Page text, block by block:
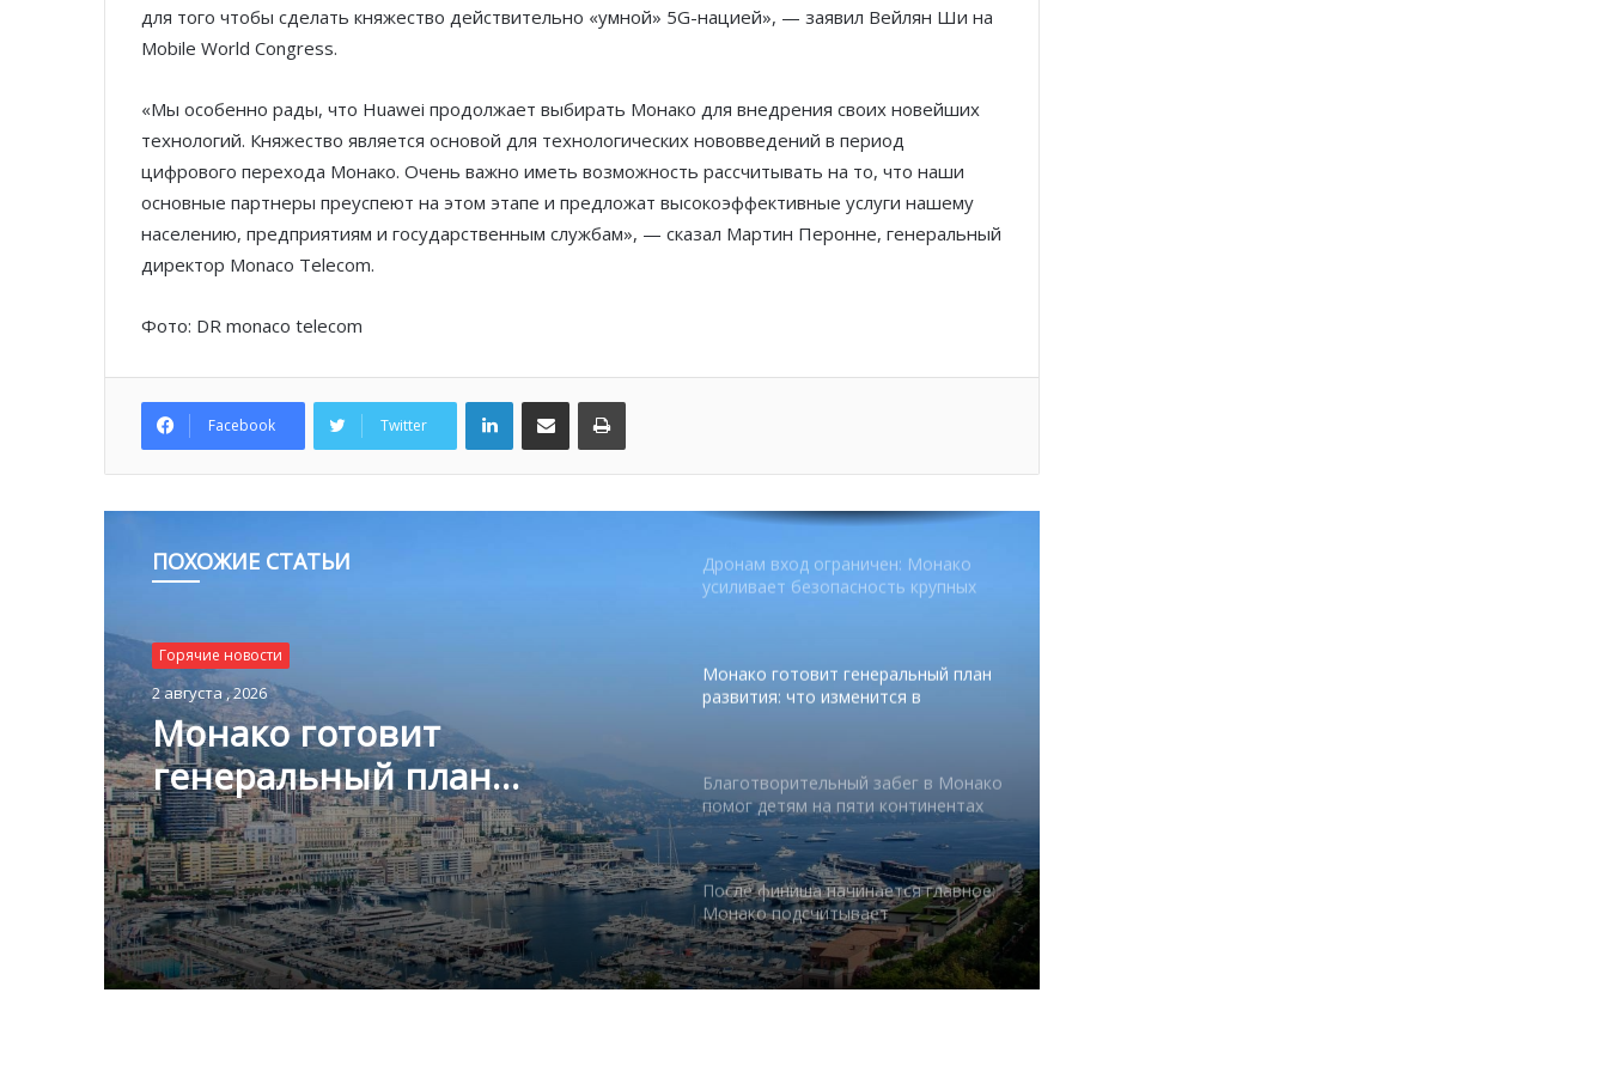
для того чтобы сделать княжество действительно «умной» 5G-нацией», — заявил Вейлян Ши на
Mobile World Congress.
«Мы особенно рады, что Huawei продолжает выбирать Монако для внедрения своих новейших
технологий. Княжество является основой для технологических нововведений в период
цифрового перехода Монако. Очень важно иметь возможность рассчитывать на то, что наши
основные партнеры преуспеют на этом этапе и предложат высокоэффективные услуги нашему
населению, предприятиям и государственным службам», — сказал Мартин Перонне, генеральный
директор Monaco Telecom.
Фото: DR monaco telecom
Facebook Twitter
LinkedInПоделиться по электронной почте Распечатать
ПОХОЖИЕ СТАТЬИ
Горячие новости
2 августа , 2026
Монако готовит
генеральный план
развития: что изменится в
Княжестве
Князь Альбер II и Принцесса
Шарль Леклер вновь в борьбе:
Ferrari набирает скорость перед
паузой
SBM и Be Safe Monaco продлили
FESTIVAL готовит вечер мирового
Дронам вход ограничен: Монако
усиливает безопасность крупных
Монако готовит генеральный план
развития: что изменится в
Благотворительный забег в Монако
помог детям на пяти континентах
После финиша начинается главное:
Монако подсчитывает
экономическую ценность Гран-при
Формулы-1